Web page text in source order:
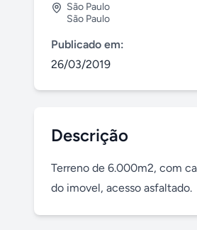
São Paulo
São Paulo
Publicado em:
26/03/2019
Descrição
Terreno de 6.000m2, com
do imovel, acesso asfaltado.